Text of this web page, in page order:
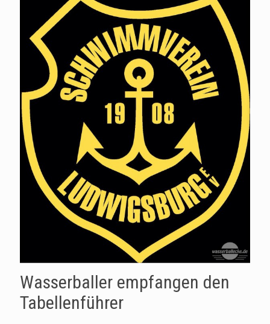
Wasserballer empfangen den
Tabellenführer